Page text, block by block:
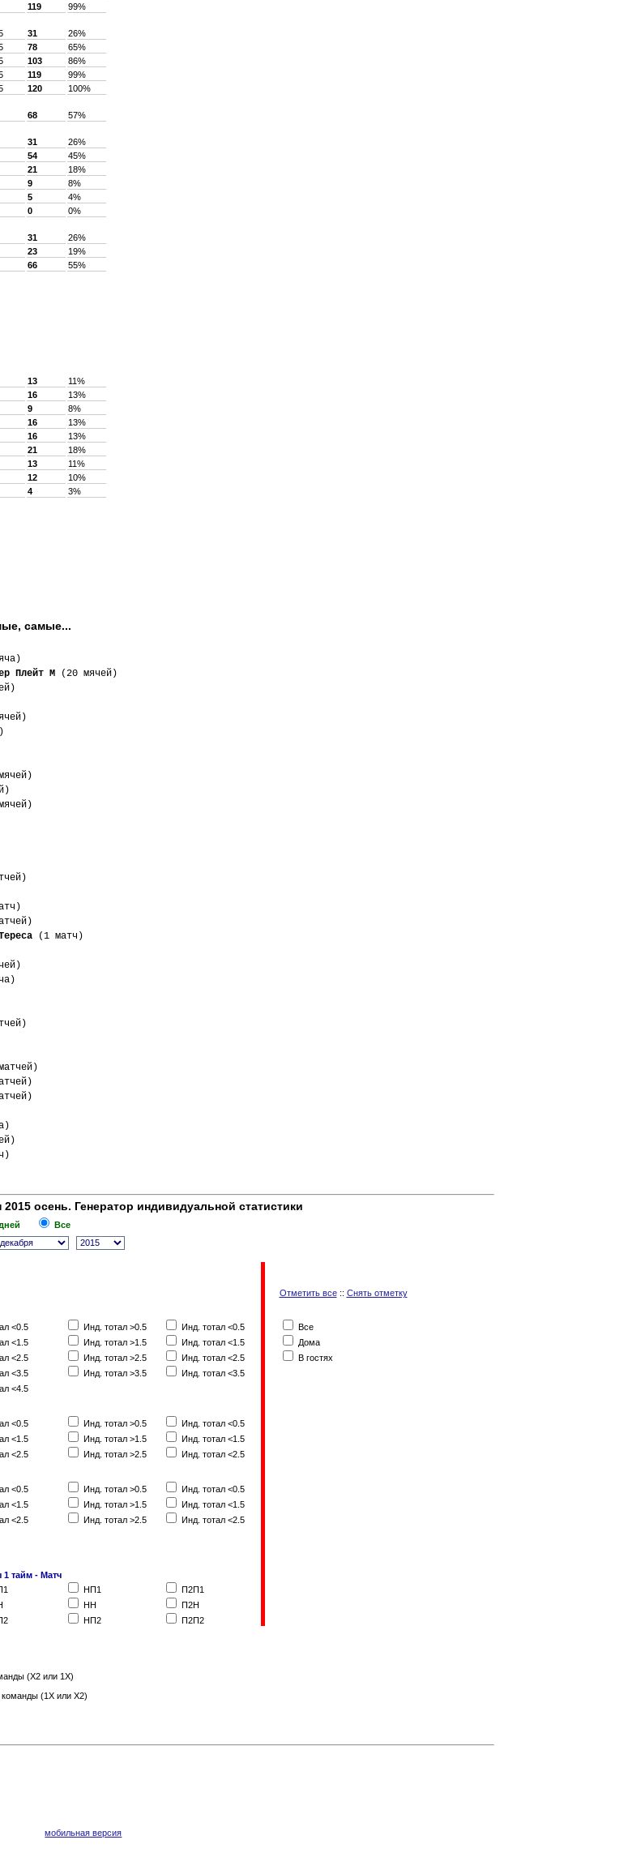
119 99%
31
26%
78
65%
103
86%
119
99%
120 100%
68 57%
31
26%
54
45%
21
18%
9
8%
5
4%
0 0%
31
26%
23
19%
66 55%
13
11%
16
13%
9
8%
16
13%
16
13%
21
18%
13
11%
12
10%
4 3%
самые...
Плейт М (20 мячей)
(1 матч)
осень. Генератор индивидуальной статистики
Все
Отметить все:: Снять отметку
<0.5
<1.5
<2.5
<3.5
<4.5
Инд. тотал >0.5
Инд. тотал >1.5
Инд. тотал >2.5
Инд. тотал >3.5
Инд. тотал <0.5
Инд. тотал <1.5
Инд. тотал <2.5
Инд. тотал <3.5
Все
Дома
В гостях
<0.5
<1.5
<2.5
Инд. тотал >0.5
Инд. тотал >1.5
Инд. тотал >2.5
Инд. тотал <0.5
Инд. тотал <1.5
Инд. тотал <2.5
<0.5
<1.5
<2.5
Инд. тотал >0.5
Инд. тотал >1.5
Инд. тотал >2.5
Инд. тотал <0.5
Инд. тотал <1.5
Инд. тотал <2.5
тайм - Матч
НП1
НН
НП2
П2П1
П2Н
П2П2
(Х2 или 1Х)
(1Х или Х2)
мобильная версия